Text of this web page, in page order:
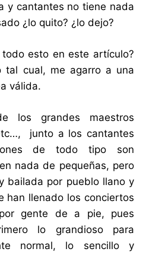
y cantantes no tiene nada
¿lo quito? ¿lo dejo?
esto en este artículo?
tal cual, me agarro a una
válida.
los grandes maestros
junto a los cantantes
de todo tipo son
nada de pequeñas, pero
bailada por pueblo llano y
han llenado los conciertos
gente de a pie, pues
lo grandioso para
normal, lo sencillo y